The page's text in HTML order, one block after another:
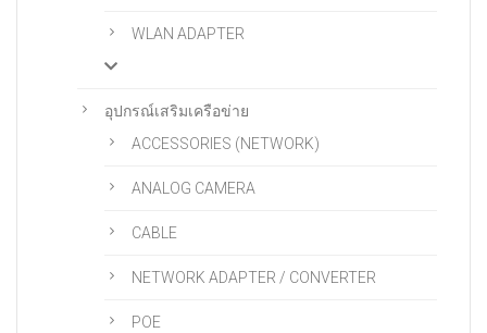
WLAN ADAPTER
อุปกรณ์เสริมเครือข่าย
ACCESSORIES (NETWORK)
ANALOG CAMERA
CABLE
NETWORK ADAPTER / CONVERTER
POE